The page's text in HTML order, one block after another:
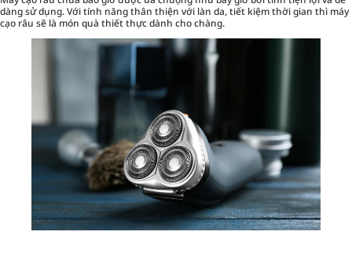
dàng sử dụng. Với tính năng thân thiện với làn da, tiết kiệm thời gian thì máy
cạo râu sẽ là món quà thiết thực dành cho chàng.